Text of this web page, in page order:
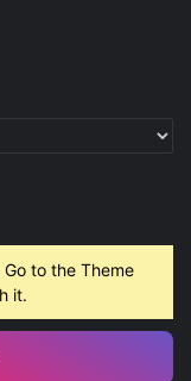
to the Theme
it.